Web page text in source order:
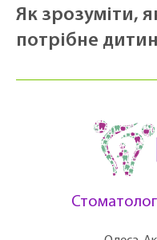
Як зрозуміти,
потрібне